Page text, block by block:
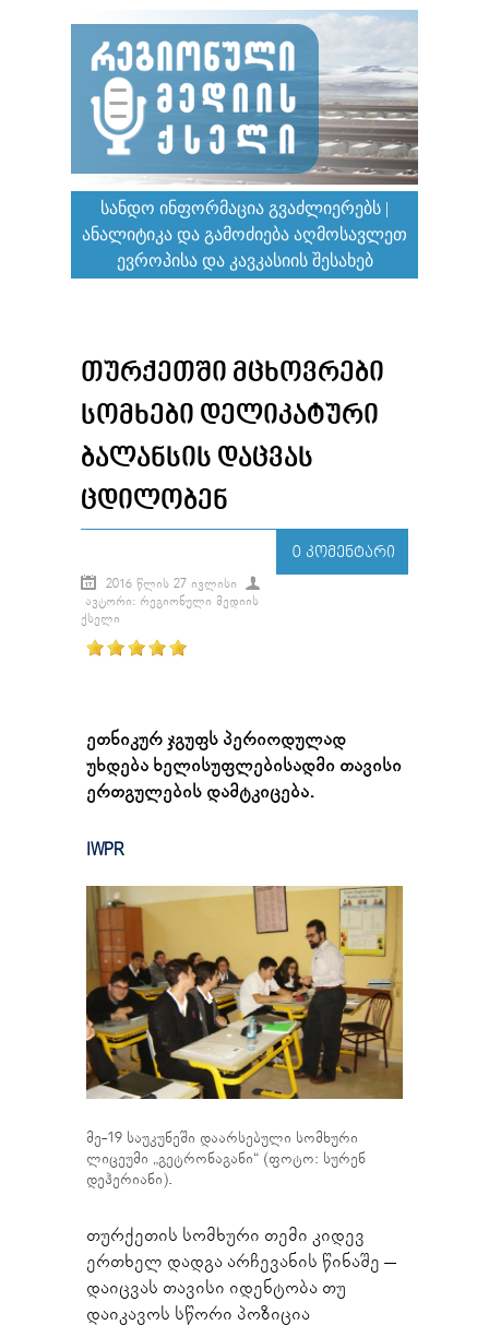
ᲡᲐᲜᲓᲝ ᲘᲜᲤᲝᲠᲛᲐᲪᲘᲐ ᲒᲕᲐᲫᲚᲘᲔᲠᲔᲑᲡ |
ᲐᲜᲐᲚᲘᲢᲘᲙᲐ ᲓᲐ ᲒᲐᲛᲝᲫᲘᲔᲑᲐ ᲐᲦᲛᲝᲡᲐᲕᲚᲔᲗ
ᲔᲕᲠᲝᲞᲘᲡᲐ ᲓᲐ ᲙᲐᲕᲙᲐᲡᲘᲘᲡ ᲨᲔᲡᲐᲮᲔᲑ
ᲗᲣᲠᲥᲔᲗᲨᲘ ᲛᲪᲮᲝᲕᲠᲔᲑᲘ
ᲡᲝᲛᲮᲔᲑᲘ ᲓᲔᲚᲘᲙᲐᲢᲣᲠᲘ
ᲑᲐᲚᲐᲜᲡᲘᲡ ᲓᲐᲪᲕᲐᲡ
ᲪᲓᲘᲚᲝᲑᲔᲜ
0 ᲙᲝᲛᲔᲜᲢᲐᲠᲘ
2016 ᲬᲚᲘᲡ 27 ᲘᲕᲚᲘᲡᲘ
ᲐᲕᲢᲝᲠᲘ: ᲠᲔᲒᲘᲝᲜᲣᲚᲘ ᲛᲔᲓᲘᲘᲡ
ᲥᲡᲔᲚᲘ
ეთნიკურ ჯგუფს პერიოდულად
უხდება ხელისუფლებისადმი თავისი
ერთგულების დამტკიცება.
IWPR
მე-19 საუკუნეში დაარსებული სომხური
ლიცეუმი „გეტრონაგანი“ (ფოტო: სურენ
დეჰერიანი).
თურქეთის სომხური თემი კიდევ
ერთხელ დადგა არჩევანის წინაშე –
დაიცვას თავისი იდენტობა თუ
დაიკავოს სწორი პოზიცია